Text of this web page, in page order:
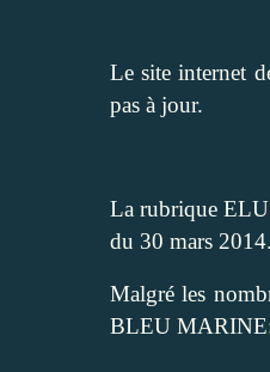
Le site internet
pas à jour.
La rubrique
du 30 mars 2014.
Malgré les
BLEU